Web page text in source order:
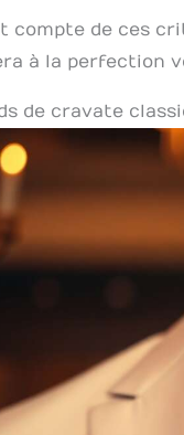
compte de ces
à la perfection
de cravate